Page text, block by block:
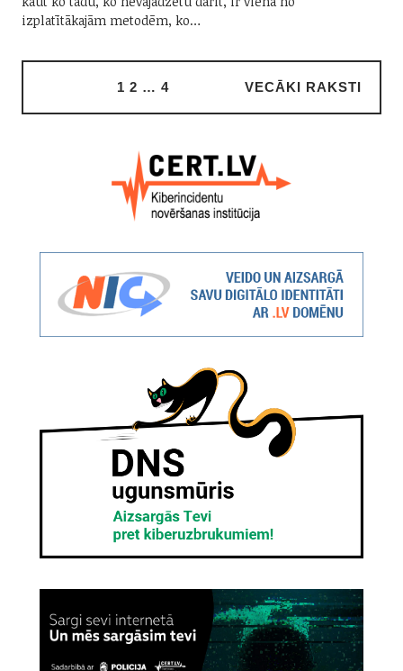
izplatītākajām metodēm, ko…
1 2 … 4 VECĀKI RAKSTI